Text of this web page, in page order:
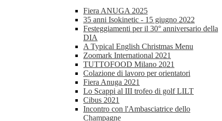
Fiera ANUGA 2025
35 anni Isokinetic - 15 giugno 2022
Festeggiamenti per il 30° anniversario della
DIA
A Typical English Christmas Menu
Zoomark International 2021
TUTTOFOOD Milano 2021
Colazione di lavoro per orientatori
Fiera Anuga 2021
Lo Scappi al III trofeo di golf LILT
Cibus 2021
Incontro con l'Ambasciatrice dello
Champagne